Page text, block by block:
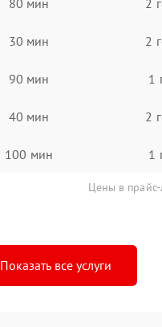
30 мин 2
90 мин 1
40 мин 2
100 мин 1
Цены в прайс-
Показать все услуги